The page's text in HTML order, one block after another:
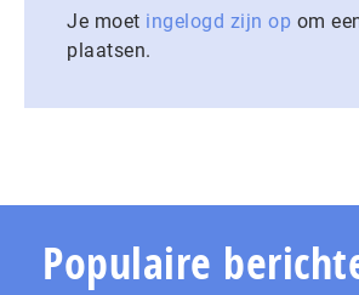
Je moet ingelogd zijn op om
plaatsen.
Populaire